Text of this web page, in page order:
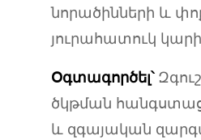
նորածինների և
յուրահատուկ
Օգտագործել՝
ծկթման
և զգայական